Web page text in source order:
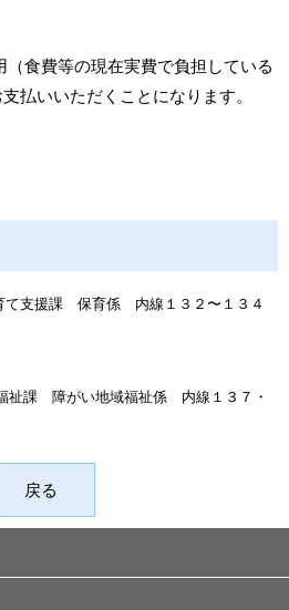
食費等の現在実費で負担している
払いいただくことになります。
て支援課 保育係 内線１３２〜１３４
祉課 障がい地域福祉係 内線１３７・
戻る